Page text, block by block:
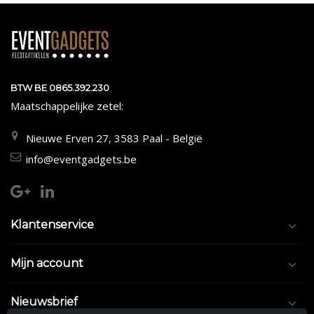
BTW BE 0865.392.230
Maatschappelijke zetel:
Nieuwe Erven 27, 3583 Paal - België
info@eventgadgets.be
Klantenservice
Mijn account
Nieuwsbrief